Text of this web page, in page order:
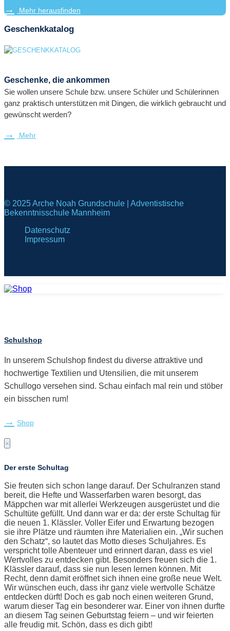
Mehr herausfinden
Geschenkkatalog
Geschenke, die ankommen
Sie wollen unsere Schule bzw. unsere Schüler und Schülerinnen
ganz praktisch unterstützen mit Dingen, die wirklich gebraucht und
gewünscht werden?
Mehr
© 2025 Arche Noah Grundschule | Adventistische
Bekenntnisschule Mannheim
Datenschutz
Impressum
Schulshop
In unserem Schulshop findest du diverse attraktive und
hochwertige Textilien und Utensilien, die mit unserem
Schullogo versehen sind. Schau einfach mal rein und stöber
ein bisschen rum!
Shop
×
Der erste Schultag
Sie freuten sich schon lange darauf. Der Schulranzen stand
bereit, die Hefte und Wasserfarben waren besorgt, das
Mäppchen war mit allerlei Werkzeugen ausgerüstet und die
Schultüte gefüllt. Und dann war er da: der erste Schultag für
die neuen 1. Klässler. Voller Eifer und Erwartung bezogen
sie ihre Plätze und räumten ihre Materialien ein. „Wir suchen
den Schatz“, so lautet das Motto dieses Schuljahres. Es
verspricht tolle Abenteuer und erinnert daran, dass es viel
Wertvolles zu entdecken gibt. Besonders freuen sich die 1.
Klässler darauf, dass sie nun lesen lernen können. Mit
Recht, denn damit eröffnet sich ihnen eine große neue Welt.
Wir wünschen euch, dass ihr ganz viele wertvolle Schätze
entdecken dürft! Doch es gab noch einen weiteren Grund,
warum dieser Tag ein besonderer war. Einer von ihnen durfte
an diesem Tag seinen Geburtstag feiern – und wir feierten
alle freudig mit. Schön, dass es dich gibt!